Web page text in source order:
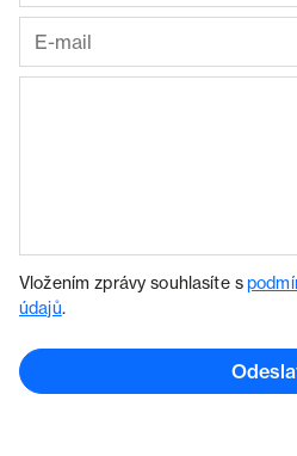
Vložením zprávy souhlasíte s
údajů.